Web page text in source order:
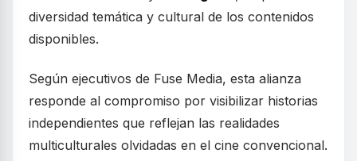
diversidad temática y cultural de los contenidos
disponibles.
Según ejecutivos de Fuse Media, esta alianza
responde al compromiso por visibilizar historias
independientes que reflejan las realidades
multiculturales olvidadas en el cine convencional.